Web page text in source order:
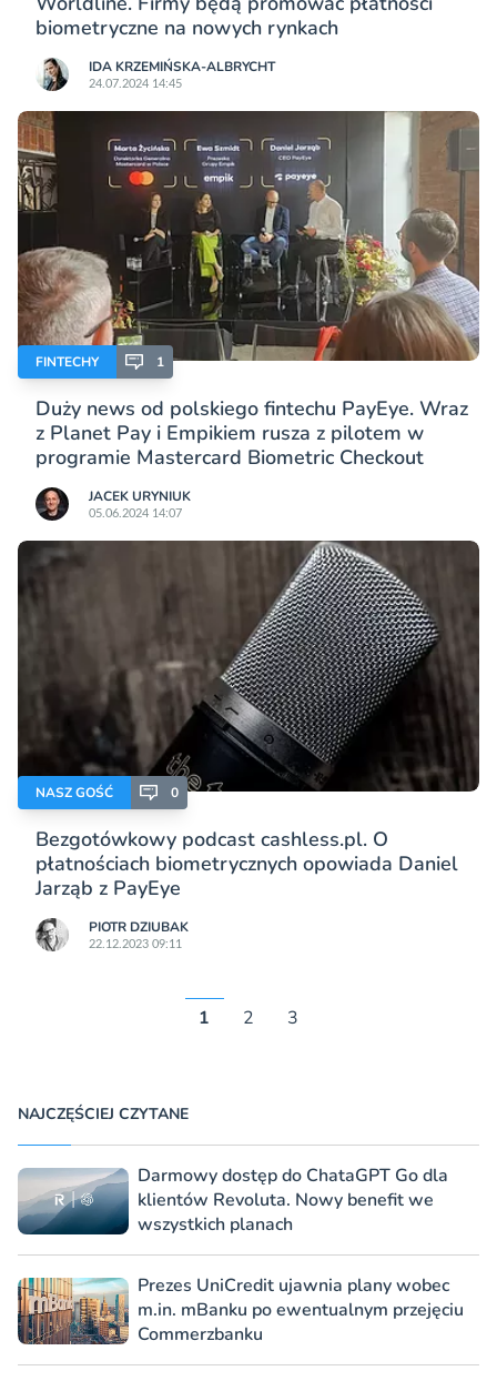
biometryczne na nowych rynkach
IDA KRZEMIŃSKA-ALBRYCHT
24.07.2024 14:45
FINTECHY 1
Duży news od polskiego fintechu PayEye. Wraz
z Planet Pay i Empikiem rusza z pilotem w
programie Mastercard Biometric Checkout
JACEK URYNIUK
05.06.2024 14:07
NASZ GOŚĆ 0
Bezgotówkowy podcast cashless.pl. O
płatnościach biometrycznych opowiada Daniel
Jarząb z PayEye
PIOTR DZIUBAK
22.12.2023 09:11
1 2 3
NAJCZĘŚCIEJ CZYTANE
Darmowy dostęp do ChataGPT Go dla
klientów Revoluta. Nowy benefit we
wszystkich planach
Prezes UniCredit ujawnia plany wobec
m.in. mBanku po ewentualnym przejęciu
Commerzbanku